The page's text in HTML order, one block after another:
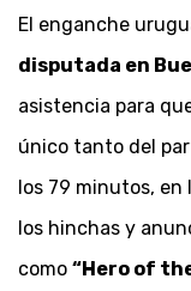
El enganche
disputada en
asistencia para
único tanto del
los 79 minutos, en
los hinchas y
como “Hero of